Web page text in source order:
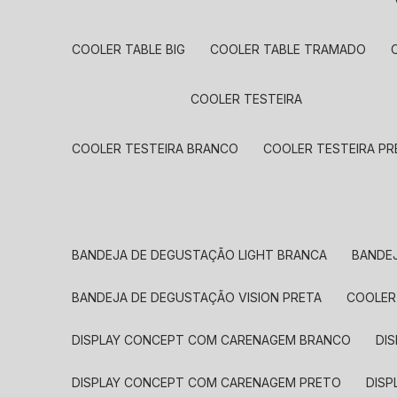
COOLER TABLE BIG COOLER TABLE TRAMADO
COOLER TESTEIRA
COOLER TESTEIRA BRANCO COOLER TESTEIRA
BANDEJA DE DEGUSTAÇÃO LIGHT BRANCA
BANDEJA DE DEGUSTAÇÃO VISION PRETA
DISPLAY CONCEPT COM CARENAGEM BRANCO
DISPLAY CONCEPT COM CARENAGEM PRETO